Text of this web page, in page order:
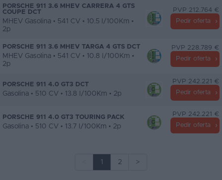
PORSCHE 911 3.6 MHEV CARRERA 4 GTS
COUPE DCT
MHEV Gasolina • 541 CV • 10.5 l/100Km •
2p
PVP 212.764 €
Pedir oferta
PORSCHE 911 3.6 MHEV TARGA 4 GTS DCT
MHEV Gasolina • 541 CV • 10.8 l/100Km •
2p
PVP 228.789 €
Pedir oferta
PORSCHE 911 4.0 GT3 DCT
Gasolina • 510 CV • 13.8 l/100Km • 2p
PVP 242.221 €
Pedir oferta
PORSCHE 911 4.0 GT3 TOURING PACK
Gasolina • 510 CV • 13.7 l/100Km • 2p
PVP 242.221 €
Pedir oferta
1 2 >